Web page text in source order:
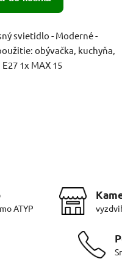
svietidlo - Moderné -
obývačka, kuchyňa,
1x MAX 15
ATYP